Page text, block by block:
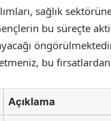
sağlık
bu süreçte
bu fırsatlardan
Açıklama